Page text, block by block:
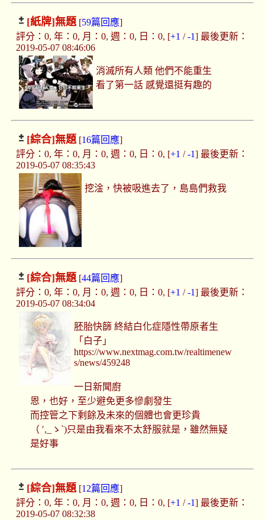
[紙牌]無題[59篇回應]
評分：0, 年：0, 月：0, 週：0, 日：0, [+1 /-1] 最後更新：
2019-05-07 08:46:06
消滅所有人類 他們不能重生
看了第一話 感覺還挺有趣的
[綜合]無題[16篇回應]
評分：0, 年：0, 月：0, 週：0, 日：0, [+1 /-1] 最後更新：
2019-05-07 08:35:43
挖淦，快被吸進去了，島島們救我
[綜合]無題[44篇回應]
評分：0, 年：0, 月：0, 週：0, 日：0, [+1 /-1] 最後更新：
2019-05-07 08:34:04
胚胎快篩 終結白化症隱性帶原者生
「白子」
https://www.nextmag.com.tw/realtimenew
s/news/459248
一日新聞廚
恩，也好，至少避免更多慘劇發生
而控管之下剩餘及未來的個體也會更珍貴
（ ′,_ゝ`)只是由我看來不太舒服就是，雖然無疑
是好事
[綜合]無題[12篇回應]
評分：0, 年：0, 月：0, 週：0, 日：0, [+1 /-1] 最後更新：
2019-05-07 08:32:38